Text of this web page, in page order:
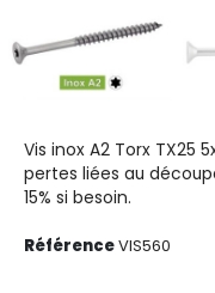
Vis inox A2 Torx TX25
pertes liées au
15% si besoin.
RéférenceVIS560